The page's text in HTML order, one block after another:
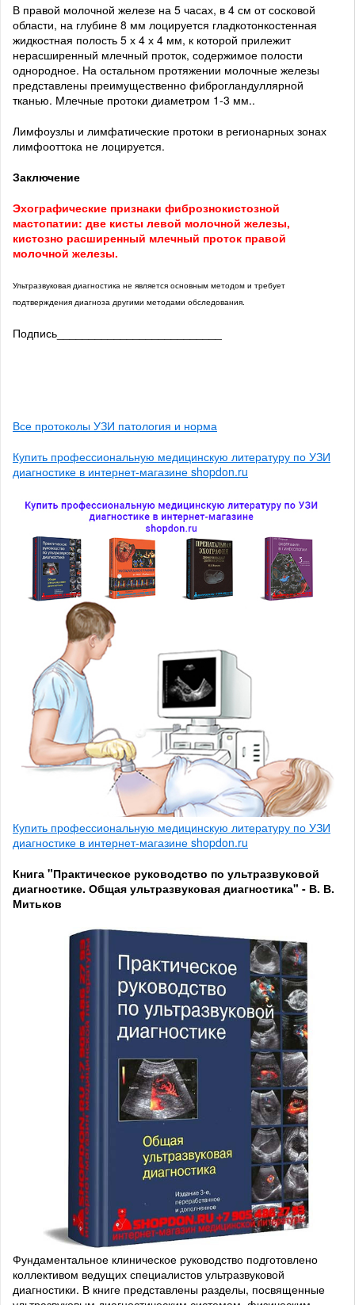
В правой молочной железе на 5 часах, в 4 см от сосковой
области, на глубине 8 мм лоцируется гладкотонкостенная
жидкостная полость 5 х 4 х 4 мм, к которой прилежит
нерасширенный млечный проток, содержимое полости
однородное. На остальном протяжении молочные железы
представлены преимущественно фиброгландуллярной
тканью. Млечные протоки диаметром 1-3 мм..
Лимфоузлы и лимфатические протоки в регионарных зонах
лимфооттока не лоцируется.
Заключение
Эхографические признаки фибрознокистозной
мастопатии: две кисты левой молочной железы,
кистозно расширенный млечный проток правой
молочной железы.
Ультразвуковая диагностика не является основным методом и требует
подтверждения диагноза другими методами обследования.
Подпись__________________________
Все протоколы УЗИ патология и норма
Купить профессиональную медицинскую литературу по УЗИ
диагностике в интернет-магазине shopdon.ru
Купить профессиональную медицинскую литературу по УЗИ
диагностике в интернет-магазине shopdon.ru
Книга "Практическое руководство по ультразвуковой
диагностике. Общая ультразвуковая диагностика" - В. В.
Митьков
Фундаментальное клиническое руководство подготовлено
коллективом ведущих специалистов ультразвуковой
диагностики. В книге представлены разделы, посвященные